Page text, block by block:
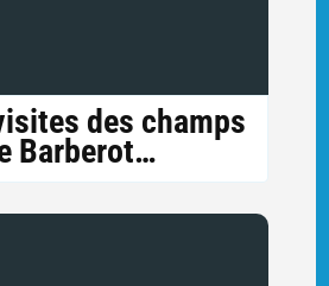
des champs
Barberot…